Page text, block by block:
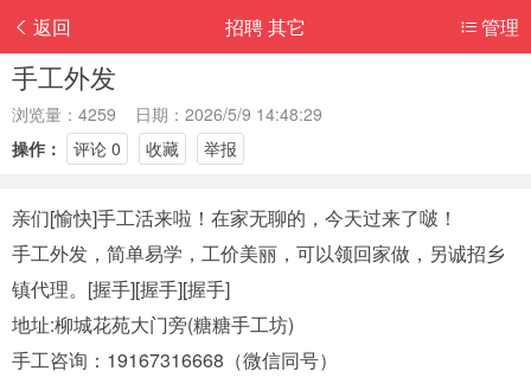
返回 管理
招聘 其它
手工外发
浏览量：4259 日期：2026/5/9 14:48:29
操作：
评论 0 收藏 举报
亲们[愉快]手工活来啦！在家无聊的，今天过来了啵！
手工外发，简单易学，工价美丽，可以领回家做，另诚招乡
镇代理。[握手][握手][握手]
地址:柳城花苑大门旁(糖糖手工坊)
手工咨询：19167316668（微信同号）